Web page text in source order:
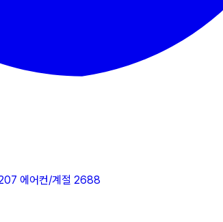
에어컨/계절 2688